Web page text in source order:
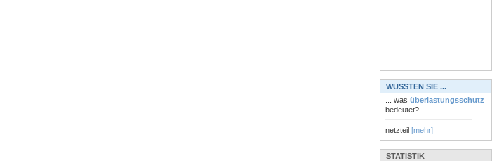
WUSSTEN SIE ...
... was überlastungsschutz
bedeutet?
netzteil [mehr]
STATISTIK